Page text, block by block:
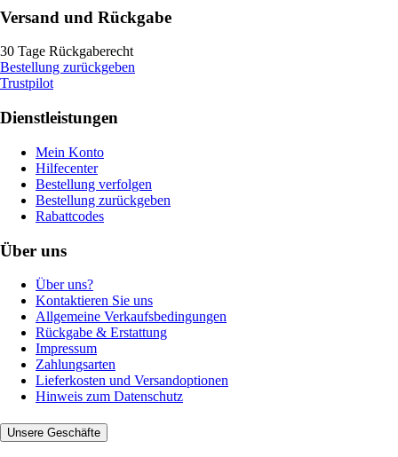
Versand und Rückgabe
30 Tage Rückgaberecht
Bestellung zurückgeben
Trustpilot
Dienstleistungen
Mein Konto
Hilfecenter
Bestellung verfolgen
Bestellung zurückgeben
Rabattcodes
Über uns
Über uns?
Kontaktieren Sie uns
Allgemeine Verkaufsbedingungen
Rückgabe & Erstattung
Impressum
Zahlungsarten
Lieferkosten und Versandoptionen
Hinweis zum Datenschutz
Unsere Geschäfte